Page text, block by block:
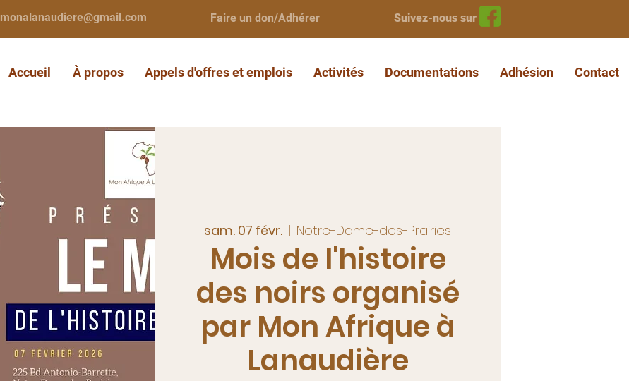
monalanaudiere@gmail.com Faire un don/Adhérer Suivez-nous sur
Accueil À propos Appels d'offres et emplois Activités Documentations Adhésion Contact
sam. 07 févr.
  |
Notre-Dame-des-Prairies
Mois de l'histoire
des noirs organisé
par Mon Afrique à
Lanaudière